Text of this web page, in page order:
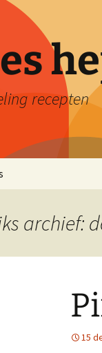
recepten
archief:
15